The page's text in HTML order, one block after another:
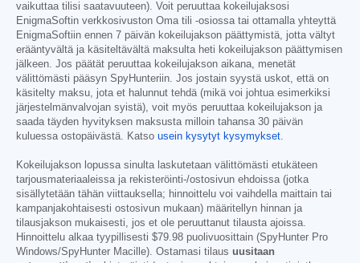
vaikuttaa tilisi saatavuuteen). Voit peruuttaa kokeilujaksosi
EnigmaSoftin verkkosivuston Oma tili -osiossa tai ottamalla yhteyttä
EnigmaSoftiin ennen 7 päivän kokeilujakson päättymistä, jotta vältyt
erääntyvältä ja käsiteltävältä maksulta heti kokeilujakson päättymisen
jälkeen. Jos päätät peruuttaa kokeilujakson aikana, menetät
välittömästi pääsyn SpyHunteriin. Jos jostain syystä uskot, että on
käsitelty maksu, jota et halunnut tehdä (mikä voi johtua esimerkiksi
järjestelmänvalvojan syistä), voit myös peruuttaa kokeilujakson ja
saada täyden hyvityksen maksusta milloin tahansa 30 päivän
kuluessa ostopäivästä. Katso usein kysytyt kysymykset.
Kokeilujakson lopussa sinulta laskutetaan välittömästi etukäteen
tarjousmateriaaleissa ja rekisteröinti-/ostosivun ehdoissa (jotka
sisällytetään tähän viittauksella; hinnoittelu voi vaihdella maittain tai
kampanjakohtaisesti ostosivun mukaan) määritellyn hinnan ja
tilausjakson mukaisesti, jos et ole peruuttanut tilausta ajoissa.
Hinnoittelu alkaa tyypillisesti $79.98 puolivuosittain (SpyHunter Pro
Windows/SpyHunter Macille). Ostamasi tilaus uusitaan